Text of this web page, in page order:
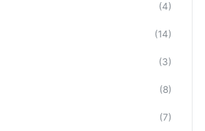
(4)
(14)
(3)
(8)
(7)